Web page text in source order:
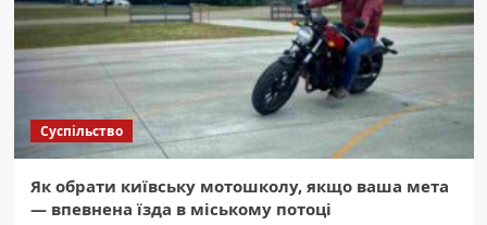
Суспільство
Як обрати київську мотошколу, якщо ваша мета
— впевнена їзда в міському потоці